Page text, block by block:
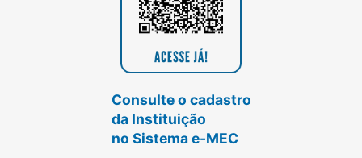
Consulte o cadastro
da Instituição
no Sistema e-MEC